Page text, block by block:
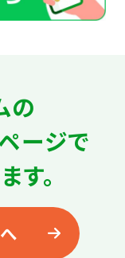
の
ージで
す。